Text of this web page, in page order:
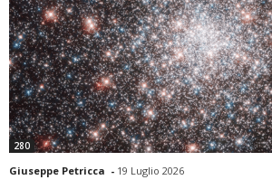
280
Giuseppe Petricca - 19 Luglio 2026